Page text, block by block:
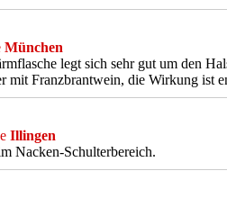
München
legt sich sehr gut um den
mit Franzbrantwein, die Wirkung ist
Illingen
Nacken-Schulterbereich.